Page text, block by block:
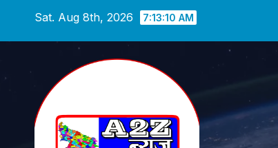
Sat. Aug 8th, 2026 7:13:11 AM